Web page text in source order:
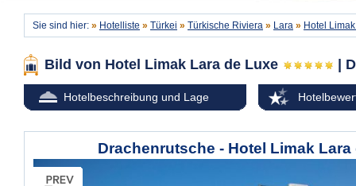
Sie sind hier: » Hotelliste » Türkei » Türkische Riviera » Lara » Hotel
Bild von Hotel Limak Lara de Luxe |
Hotelbeschreibung und Lage
Drachenrutsche - Hotel Limak Lara